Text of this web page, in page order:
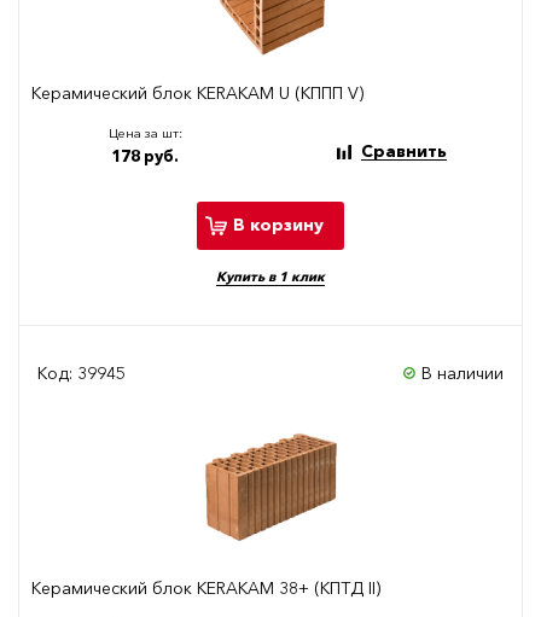
Керамический блок KERAKAM U (КППП V)
Цена за шт:
178 руб. Сравнить
В корзину
Купить в 1 клик
Код: 39945 В наличии
Керамический блок KERAKAM 38+ (КПТД II)